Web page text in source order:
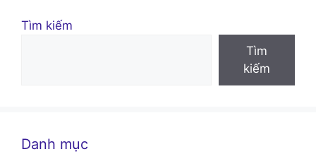
Tìm kiếm
Tìm
kiếm
Danh mục